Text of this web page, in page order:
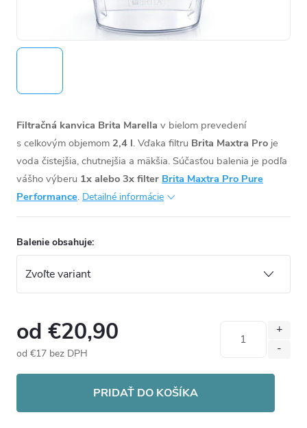
Filtračná kanvica Brita Marella v bielom prevedení
s celkovým objemom 2,4 l. Vďaka filtru Brita Maxtra Pro je
voda čistejšia, chutnejšia a mäkšia. Súčasťou balenia je podľa
vášho výberu 1x alebo 3x filter Brita Maxtra Pro Pure
Performance. Detailné informácie
Balenie obsahuje:
od €20,90
od €17 bez DPH
PRIDAŤ DO KOŠÍKA